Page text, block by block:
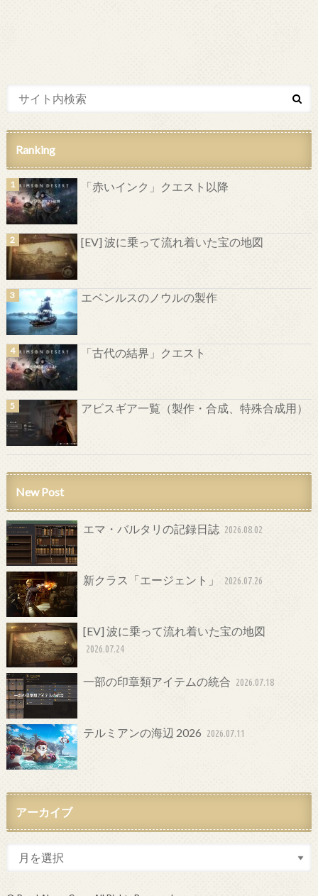
Ranking
「赤いインク」クエスト以降
[EV] 波に乗って流れ着いた宝の地図
エベンルスのノウルの製作
「古代の結界」クエスト
アビスギア一覧（製作・合成、特殊合成用）
New Post
エマ・バルタリの記録日誌 2026.08.02
新クラス「エージェント」 2026.07.26
[EV] 波に乗って流れ着いた宝の地図
2026.07.24
一部の印章類アイテムの統合 2026.07.18
テルミアンの海辺 2026 2026.07.11
アーカイブ